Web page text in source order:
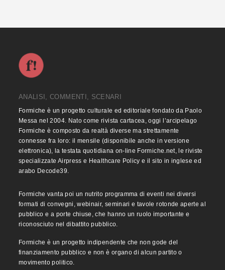
ANALISI, COMMENTI, SCENARI
Formiche è un progetto culturale ed editoriale fondato da Paolo
Messa nel 2004. Nato come rivista cartacea, oggi l’arcipelago
Formiche è composto da realtà diverse ma strettamente
connesse fra loro: il mensile (disponibile anche in versione
elettronica), la testata quotidiana on-line Formiche.net, le riviste
specializzate Airpress e Healthcare Policy e il sito in inglese ed
arabo Decode39.
Formiche vanta poi un nutrito programma di eventi nei diversi
formati di convegni, webinair, seminari e tavole rotonde aperte al
pubblico e a porte chiuse, che hanno un ruolo importante e
riconosciuto nel dibattito pubblico.
Formiche è un progetto indipendente che non gode del
finanziamento pubblico e non è organo di alcun partito o
movimento politico.